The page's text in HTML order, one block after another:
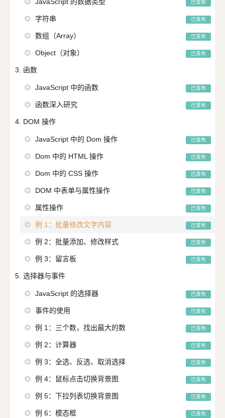
已发布
字符串 已发布
数组（Array） 已发布
Object（对象） 已发布
3. 函数
JavaScript 中的函数 已发布
函数深入研究 已发布
4. DOM 操作
JavaScript 中的 Dom 操作 已发布
Dom 中的 HTML 操作 已发布
Dom 中的 CSS 操作 已发布
DOM 中表单与属性操作 已发布
属性操作 已发布
例 1：批量修改文字内容 已发布
例 2：批量添加、修改样式 已发布
例 3：留言板 已发布
5. 选择器与事件
JavaScript 的选择器 已发布
事件的使用 已发布
例 1：三个数，找出最大的数 已发布
例 2：计算器 已发布
例 3：全选、反选、取消选择 已发布
例 4：鼠标点击切换背景图 已发布
例 5：下拉列表切换背景图 已发布
例 6：模态框 已发布